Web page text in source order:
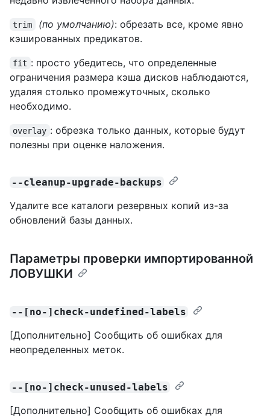
trim (по умолчанию): обрезать все, кроме явно
кэшированных предикатов.
fit : просто убедитесь, что определенные
ограничения размера кэша дисков наблюдаются,
удаляя столько промежуточных, сколько
необходимо.
overlay : обрезка только данных, которые будут
полезны при оценке наложения.
--cleanup-upgrade-backups
Удалите все каталоги резервных копий из-за
обновлений базы данных.
Параметры проверки импортированной
ЛОВУШКИ
--[no-]check-undefined-labels
[Дополнительно] Сообщить об ошибках для
неопределенных меток.
--[no-]check-unused-labels
[Дополнительно] Сообщить об ошибках для